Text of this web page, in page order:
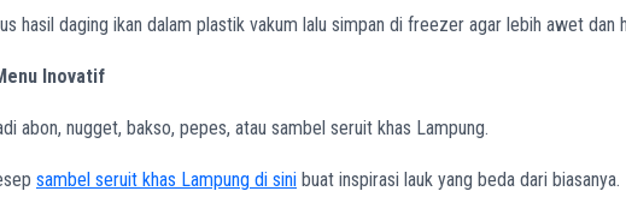
hasil daging ikan dalam plastik vakum lalu simpan di freezer agar lebih awet dan
Inovatif
abon, nugget, bakso, pepes, atau sambel seruit khas Lampung.
sambel seruit khas Lampung di sini buat inspirasi lauk yang beda dari biasanya.